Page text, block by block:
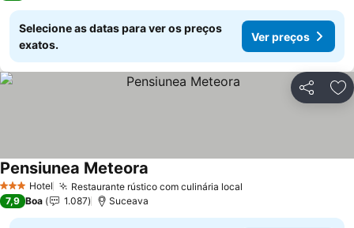
Selecione as datas para ver os preços
exatos.
Ver preços
Partilhar
3 EstrelasHotel Restaurante rústico com culinária local
Pensiunea Meteora
7,9 Boa 1.087 Suceava